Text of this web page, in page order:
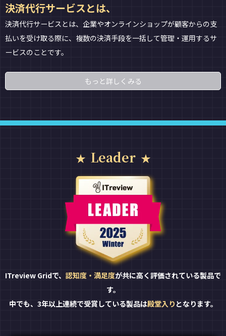
決済代行サービスとは、
決済代行サービスとは、企業やオンラインショップが顧客からの支
払いを受け取る際に、複数の決済手段を一括して管理・運用するサ
ービスのことです。
もっと詳しくみる
Leader
ITreview Gridで、 認知度・満足度が共に高く評価されている製品で
す。
中でも、3年以上連続で受賞している製品は殿堂入り となります。